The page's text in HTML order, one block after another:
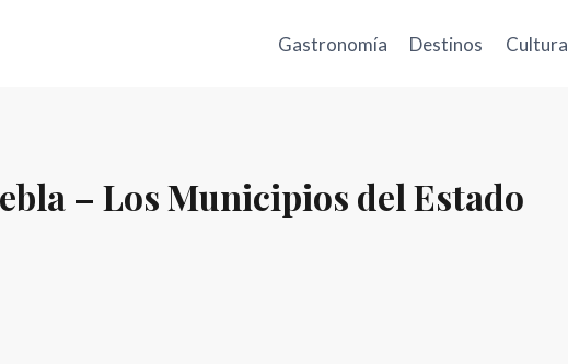
Gastronomía Destinos Cultura
– Los Municipios del Estado